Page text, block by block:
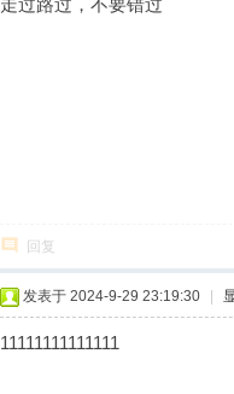
走过路过，不要错过
回复
发表于 2024-9-29 23:19:30
11111111111111